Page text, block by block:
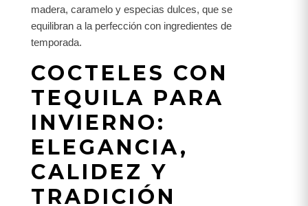
madera, caramelo y especias dulces, que se
equilibran a la perfección con ingredientes de
temporada.
COCTELES CON
TEQUILA PARA
INVIERNO:
ELEGANCIA,
CALIDEZ Y
TRADICIÓN